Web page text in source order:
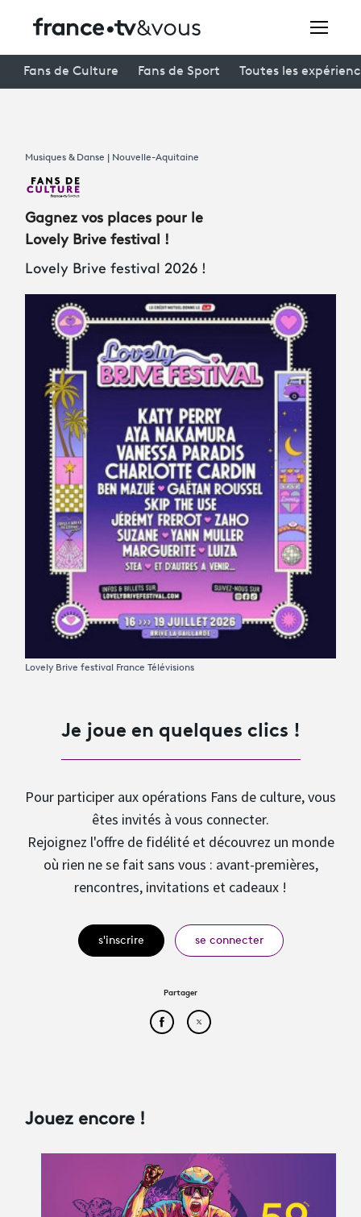
connexion
Avantages fidélité
Creators
À la une
Participer et assister à une émission
À votre écoute
Productions et innovation
Programme
Fans de Culture Fans de Sport Toutes les
Musiques & Danse | Nouvelle-Aquitaine
Gagnez vos places pour le
Lovely Brive festival !
Lovely Brive festival 2026 !
Lovely Brive festival France Télévisions
Je joue en quelques clics !
Pour participer aux opérations Fans de culture, vous
êtes invités à vous connecter.
Rejoignez l'offre de fidélité et découvrez un monde
où rien ne se fait sans vous : avant-premières,
rencontres, invitations et cadeaux !
s'inscrire se connecter
Partager
Partager cet article sur
Partager cet article sur
Jouez encore !